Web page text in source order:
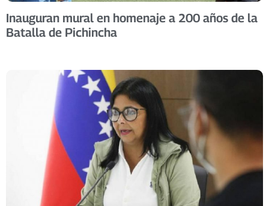
Inauguran mural en homenaje a 200 años de la
Batalla de Pichincha